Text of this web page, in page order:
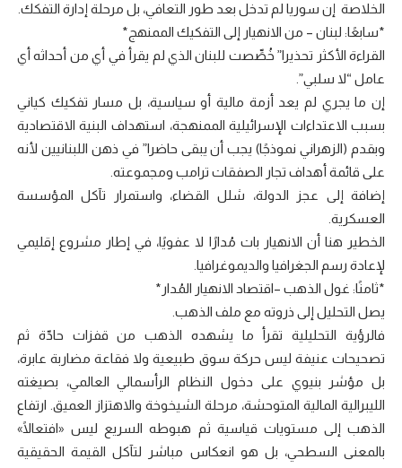
الخلاصة إن سوريا لم تدخل بعد طور التعافي، بل مرحلة إدارة التفكك.
*سابعًا: لبنان – من الانهيار إلى التفكيك الممنهج*
القراءة الأكثر تحذيرا” خُصِّصت للبنان الذي لم يقرأ في أي من أحداثه أي
عامل “لا سلبي”.
إن ما يجري لم يعد أزمة مالية أو سياسية، بل مسار تفكيك كياني
بسبب الاعتداءات الإسرائيلية الممنهجة، استهداف البنية الاقتصادية
وبقدم (الزهراني نموذجًا) يجب أن يبقى حاضرا” في ذهن اللبنانيين لأنه
على قائمة أهداف تجار الصفقات ترامب ومجموعته.
إضافة إلى عجز الدولة، شلل القضاء، واستمرار تآكل المؤسسة
العسكرية.
الخطير هنا أن الانهيار بات مُدارًا لا عفويًا، في إطار مشروع إقليمي
لإعادة رسم الجغرافيا والديموغرافيا.
*ثامنًا: غول الذهب –اقتصاد الانهيار المُدار*
يصل التحليل إلى ذروته مع ملف الذهب.
فالرؤية التحليلية تقرأ ما يشهده الذهب من قفزات حادّة ثم
تصحيحات عنيفة ليس حركة سوق طبيعية ولا فقاعة مضاربة عابرة،
بل مؤشر بنيوي على دخول النظام الرأسمالي العالمي، بصيغته
الليبرالية المالية المتوحشة، مرحلة الشيخوخة والاهتزاز العميق. ارتفاع
الذهب إلى مستويات قياسية ثم هبوطه السريع ليس «افتعالًا»
بالمعنى السطحي، بل هو انعكاس مباشر لتآكل القيمة الحقيقية